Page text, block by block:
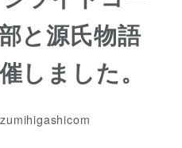
と源氏物語
しました。